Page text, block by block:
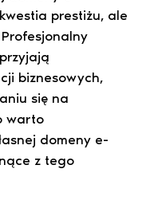
prestiżu, ale
biznesowych,
się na
warto
domeny e-
z tego